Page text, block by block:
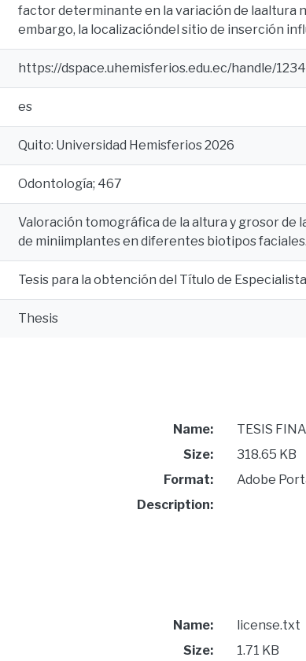
factor determinante en la variación de laaltura
embargo, la localizacióndel sitio de inserción
https://dspace.uhemisferios.edu.ec/handle/
es
Quito: Universidad Hemisferios 2026
Odontología; 467
Valoración tomográfica de la altura y grosor de
de miniimplantes en diferentes biotipos faciales.
Tesis para la obtención del Título de
Thesis
Name:
TESIS
Size:
318.65 KB
Format:
Adobe
Description:
Name:
license.txt
Size:
1.71 KB